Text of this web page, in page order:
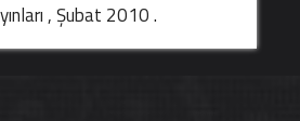
, Şubat 2010 .